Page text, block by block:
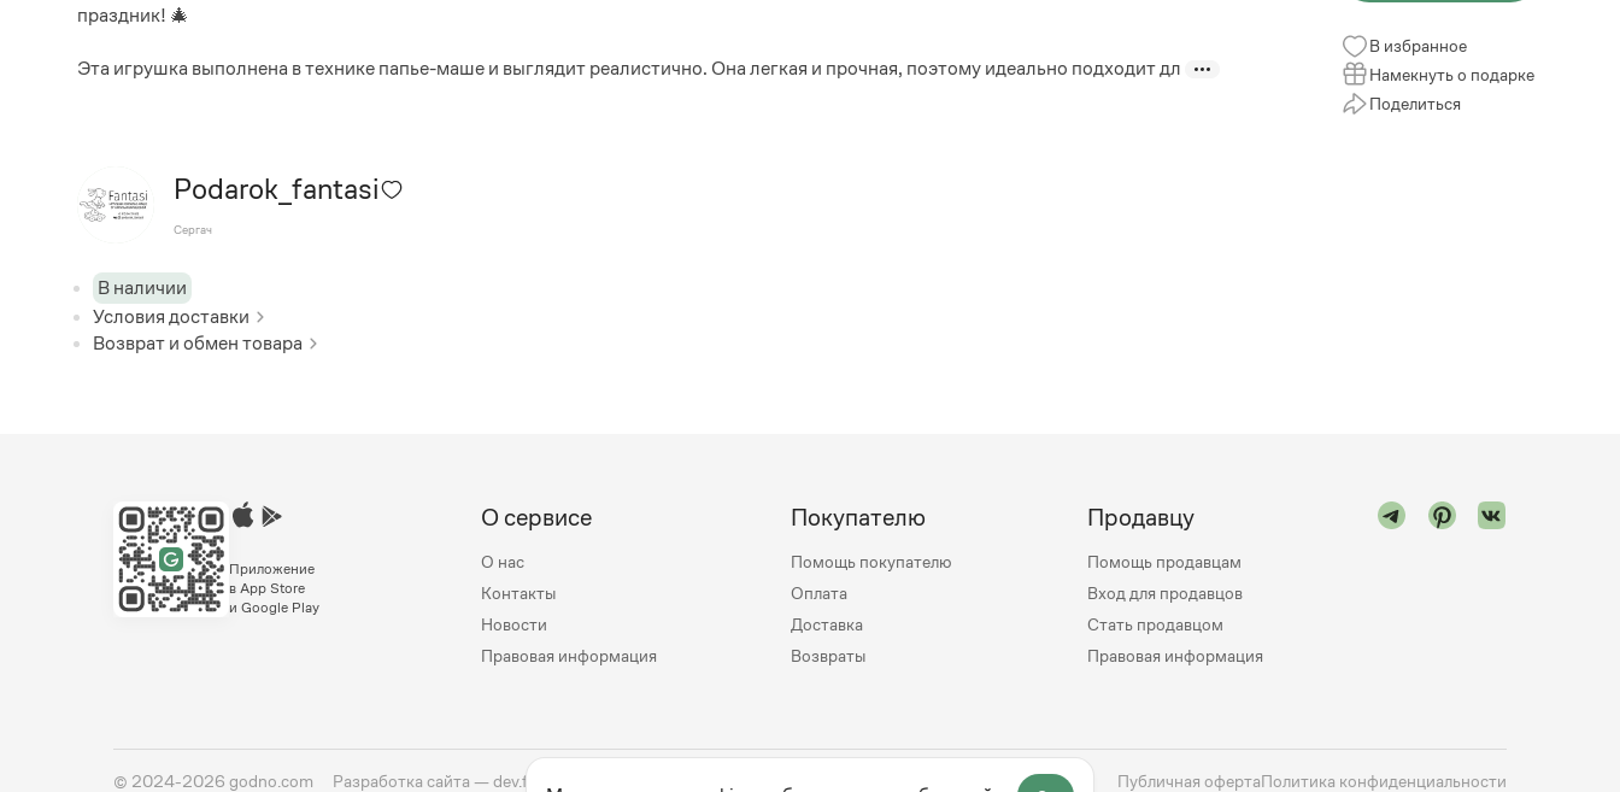
праздник! 🎄
Эта игрушка выполнена в технике папье-маше и выглядит реалистично. Она легкая и прочная, поэтому идеально подходит дл
Podarok_fantasi
Сергач
В наличии
Условия доставки
Возврат и обмен товара
В избранное
Намекнуть о подарке
Поделиться
Приложение
в App Store
и Google Play
О сервисе
О нас
Контакты
Новости
Правовая информация
Покупателю
Помощь покупателю
Оплата
Доставка
Возвраты
Продавцу
Помощь продавцам
Вход для продавцов
Стать продавцом
Правовая информация
© 2024-2026 godno.com Разработка сайта —dev.family Публичная офертаПолитика конфиденциальности